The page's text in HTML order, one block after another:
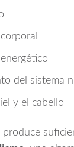
del sistema
y el cabello